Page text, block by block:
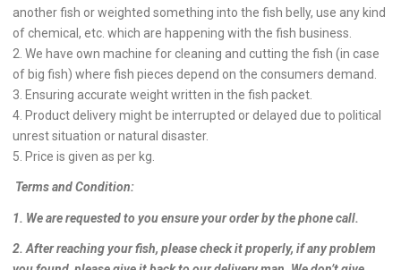
another fish or weighted something into the fish belly, use any kind
of chemical, etc. which are happening with the fish business.
2. We have own machine for cleaning and cutting the fish (in case
of big fish) where fish pieces depend on the consumers demand.
3. Ensuring accurate weight written in the fish packet.
4. Product delivery might be interrupted or delayed due to political
unrest situation or natural disaster.
5. Price is given as per kg.
Terms and Condition:
1. We are requested to you ensure your order by the phone call.
2. After reaching your fish, please check it properly, if any problem